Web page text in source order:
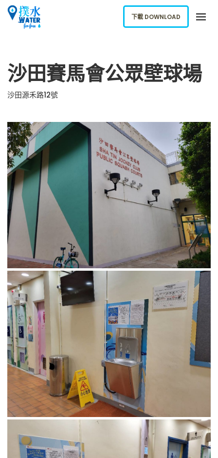
下載應用
ENGLISH
下載 DOWNLOAD
沙田賽馬會公眾壁球場
沙田源禾路12號
下載 DOWNLOAD